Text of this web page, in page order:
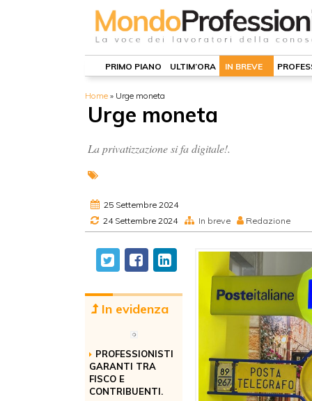
PRIMO PIANO ULTIM’ORA IN BREVE
Home » Urge moneta
Urge moneta
La privatizzazione si fa digitale!.
25 Settembre 2024
24 Settembre 2024
In breve Redazione
In evidenza
PROFESSIONISTI
GARANTI TRA
FISCO E
CONTRIBUENTI.